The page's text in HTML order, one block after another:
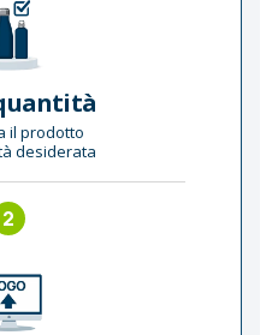
il prodotto
desiderata
2